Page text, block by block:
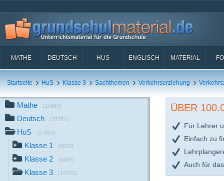
MATHE DEUTSCH HUS ENGLISCH MATERIAL
Startseite HuS Klasse 3 Sachthemen Verkehrserziehung
Mathe (19489)
Deutsch (32381)
HuS (27853)
Klasse 1 (6011)
Klasse 2 (6409)
Klasse 3 (14765)
ÜBER
Für Lehrer
Einfach zu
Auch für